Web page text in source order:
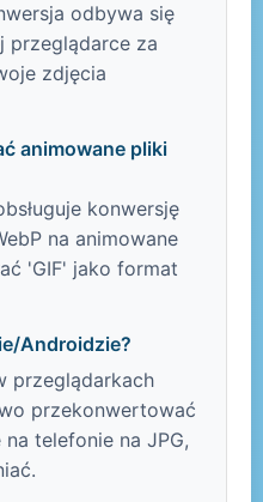
odbywa się
przeglądarce za
zdjęcia
animowane pliki
konwersję
na animowane
'GIF' jako format
Androidzie?
przeglądarkach
przekonwertować
telefonie na JPG,